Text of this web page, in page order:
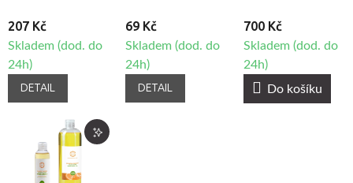
207 Kč
Skladem (dod. do
24h)
DETAIL
69 Kč
Skladem (dod. do
24h)
DETAIL
700 Kč
Skladem (dod. do
24h)
Do košíku